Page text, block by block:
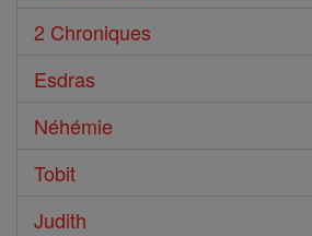
2 Chroniques
Esdras
Néhémie
Tobit
Judith